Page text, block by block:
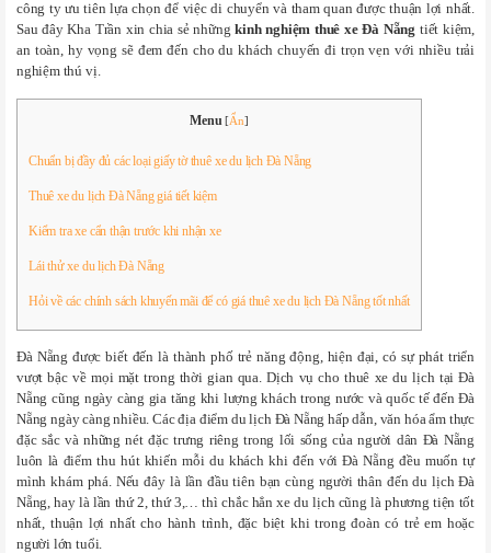
công ty ưu tiên lựa chọn để việc di chuyển và tham quan được thuận lợi nhất.
Sau đây Kha Trần xin chia sẻ nhữngkinh nghiệm thuê xe Đà Nẵng tiết kiệm,
an toàn, hy vọng sẽ đem đến cho du khách chuyến đi trọn vẹn với nhiều trải
nghiệm thú vị.
Menu [Ẩn]
Chuẩn bị đầy đủ các loại giấy tờ thuê xe du lịch Đà Nẵng
Thuê xe du lịch Đà Nẵng giá tiết kiệm
Kiểm tra xe cẩn thận trước khi nhận xe
Lái thử xe du lịch Đà Nẵng
Hỏi về các chính sách khuyến mãi để có giá thuê xe du lịch Đà Nẵng tốt nhất
Đà Nẵng được biết đến là thành phố trẻ năng động, hiện đại, có sự phát triển
vượt bậc về mọi mặt trong thời gian qua. Dịch vụ cho thuê xe du lịch tại Đà
Nẵng cũng ngày càng gia tăng khi lượng khách trong nước và quốc tế đến Đà
Nẵng ngày càng nhiều. Các địa điểm du lịch Đà Nẵng hấp dẫn, văn hóa ẩm thực
đặc sắc và những nét đặc trưng riêng trong lối sống của người dân Đà Nẵng
luôn là điểm thu hút khiến mỗi du khách khi đến với Đà Nẵng đều muốn tự
mình khám phá. Nếu đây là lần đầu tiên bạn cùng người thân đến du lịch Đà
Nẵng, hay là lần thứ 2, thứ 3,… thì chắc hẳn xe du lịch cũng là phương tiện tốt
nhất, thuận lợi nhất cho hành trình, đặc biệt khi trong đoàn có trẻ em hoặc
người lớn tuổi.